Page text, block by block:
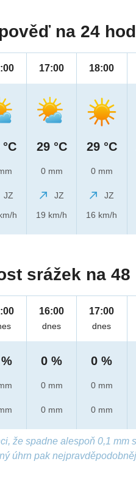
na 24
JZ
h
17:00
29 °C
0 mm
JZ
19 km/h
18:00
29 °C
0 mm
JZ
16 km/h
srážek na 48
16:00
dnes
0 %
0 mm
0 mm
17:00
dnes
0 %
0 mm
0 mm
že spadne alespoň 0,1 mm
úhrn pak